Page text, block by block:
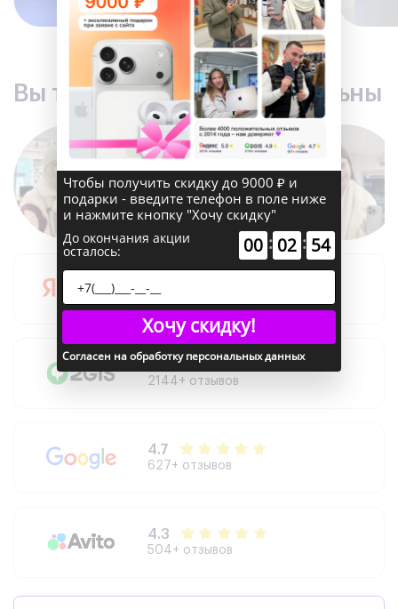
Вы точно останетесь довольны
3210+ отзывов
2144+ отзывов
4.7
627+ отзывов
4.3
504+ отзывов
Чтобы получить скидку до 9000 ₽ и
подарки - введите телефон в поле ниже
и нажмите кнопку "Хочу скидку"
До окончания акции
осталось: 00 : 02 : 53
Хочу скидку!
Согласен на обработку персональных данных